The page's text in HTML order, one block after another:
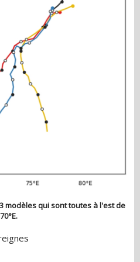
modèles qui sont toutes à l'est de
70°E.